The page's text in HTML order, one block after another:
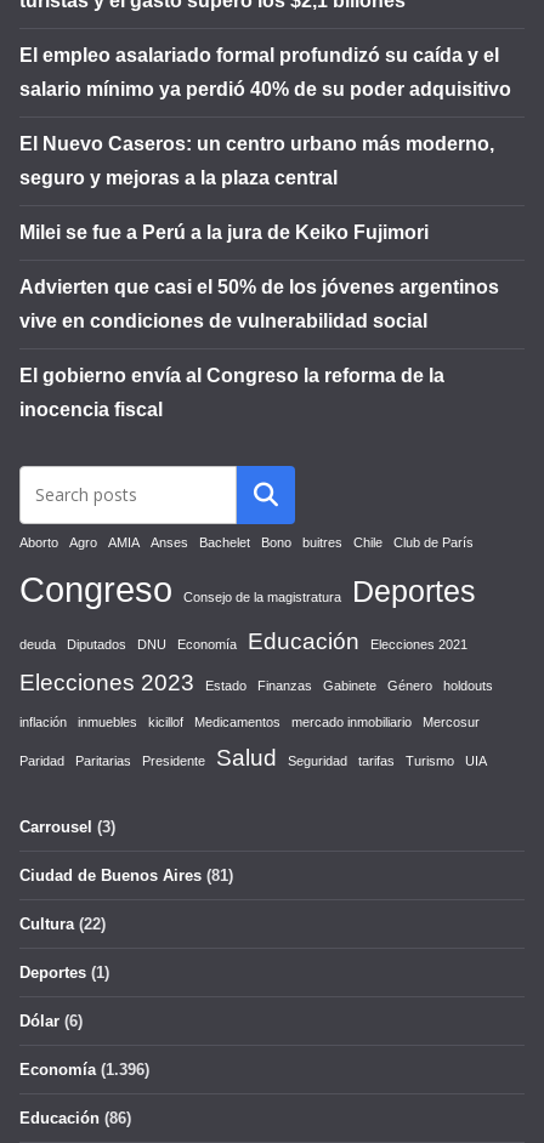
El empleo asalariado formal profundizó su caída y el
salario mínimo ya perdió 40% de su poder adquisitivo
El Nuevo Caseros: un centro urbano más moderno,
seguro y mejoras a la plaza central
Milei se fue a Perú a la jura de Keiko Fujimori
Advierten que casi el 50% de los jóvenes argentinos
vive en condiciones de vulnerabilidad social
El gobierno envía al Congreso la reforma de la
inocencia fiscal
Aborto Agro AMIA Anses Bachelet Bono buitres Chile Club de París
Congreso Consejo de la magistratura Deportes
deuda Diputados DNU Economía Educación Elecciones 2021
Elecciones 2023 Estado Finanzas Gabinete Género holdouts
inflación inmuebles kicillof Medicamentos mercado inmobiliario Mercosur
Paridad Paritarias Presidente Salud Seguridad tarifas Turismo UIA
Carrousel (3)
Ciudad de Buenos Aires (81)
Cultura(22)
Deportes (1)
Dólar (6)
Economía(1.396)
Educación (86)